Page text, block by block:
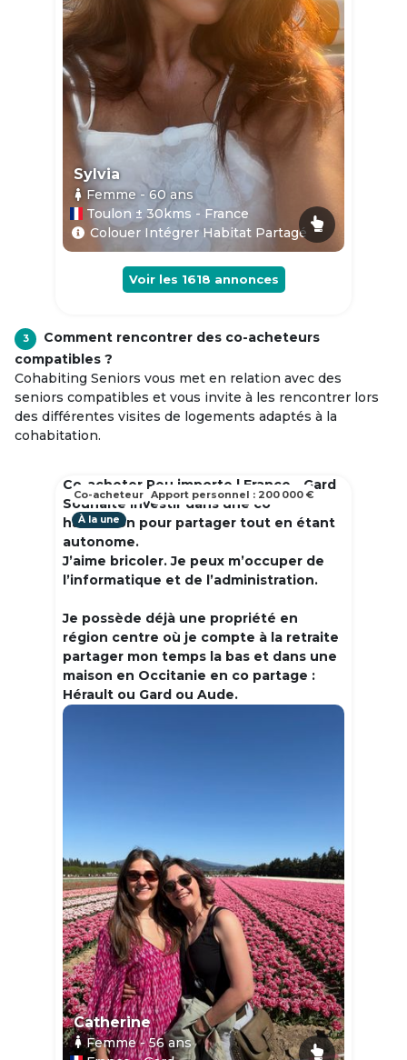
Sylvia
Femme - 60ans
Toulon ± 30kms - France
Colouer Intégrer Habitat Partagé
Voir les 1618 annonces
3
Comment rencontrer des co-acheteurs
compatibles ?
Cohabiting Seniors vous met en relation avec des
seniors compatibles et vous invite à les rencontrer lors
des différentes visites de logements adaptés à la
cohabitation.
Co-acheter Peu importe | France - Gard
Souhaite investir dans une co
habitation pour partager tout en étant
autonome.
J’aime bricoler. Je peux m’occuper de
l’informatique et de l’administration.
Je possède déjà une propriété en
région centre où je compte à la retraite
partager mon temps la bas et dans une
maison en Occitanie en co partage :
Hérault ou Gard ou Aude.
À la une
Catherine
Femme- 56ans
Co-acheteur Apport personnel : 200 000 €